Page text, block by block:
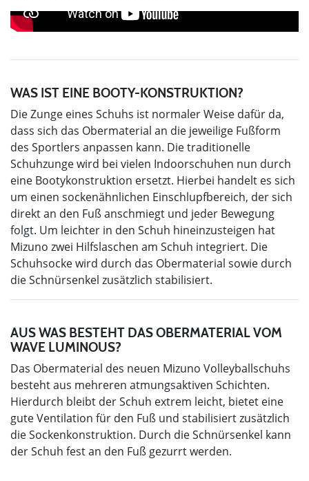
WAS IST EINE BOOTY-KONSTRUKTION?
Die Zunge eines Schuhs ist normaler Weise dafür da,
dass sich das Obermaterial an die jeweilige Fußform
des Sportlers anpassen kann. Die traditionelle
Schuhzunge wird bei vielen Indoorschuhen nun durch
eine Bootykonstruktion ersetzt. Hierbei handelt es sich
um einen sockenähnlichen Einschlupfbereich, der sich
direkt an den Fuß anschmiegt und jeder Bewegung
folgt. Um leichter in den Schuh hineinzusteigen hat
Mizuno zwei Hilfslaschen am Schuh integriert. Die
Schuhsocke wird durch das Obermaterial sowie durch
die Schnürsenkel zusätzlich stabilisiert.
AUS WAS BESTEHT DAS OBERMATERIAL VOM
WAVE LUMINOUS?
Das Obermaterial des neuen Mizuno Volleyballschuhs
besteht aus mehreren atmungsaktiven Schichten.
Hierdurch bleibt der Schuh extrem leicht, bietet eine
gute Ventilation für den Fuß und stabilisiert zusätzlich
die Sockenkonstruktion. Durch die Schnürsenkel kann
der Schuh fest an den Fuß gezurrt werden.